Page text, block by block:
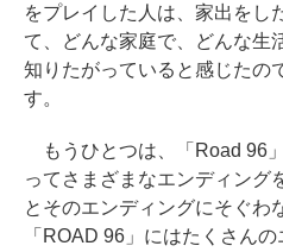
をプレイした人は、家出をし
て、どんな家庭で、どんな生
知りたがっていると感じたの
す。
もうひとつは、「Road 96
ってさまざまなエンディング
とそのエンディングにそぐわ
「ROAD 96」にはたくさん